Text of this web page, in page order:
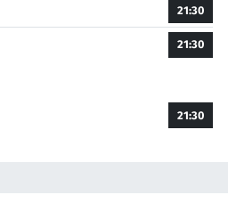
21:30
21:30
21:30